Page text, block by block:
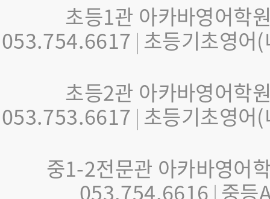
초등1관 아카바영어학
053.754.6617 | 초등기초영어
초등2관 아카바영어학
053.753.6617 | 초등기초영어
중1-2전문관 아카바영어
053.754.6616 | 중등